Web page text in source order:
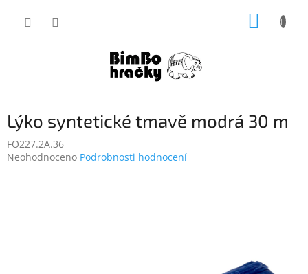
Lýko syntetické tmavě modrá 30 m
FO227.2A.36
Průměrné
Neohodnoceno Podrobnosti hodnocení